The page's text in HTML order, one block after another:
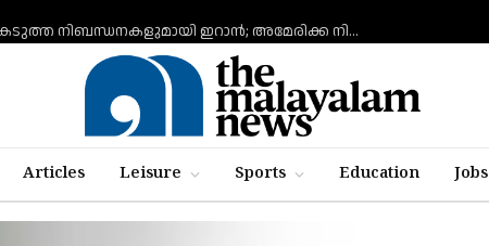
ഹോര്‍മുസ് കടലിടുക്ക് തുറക്കുന്നതിന് കടുത്ത നിബന്ധനകളുമായി ഇറാന്‍; അമേരിക്ക നിലപാട് തിരുത്തുന്നത് വരെ തുറക്കില്ലെന്ന് കൗണ്‍സില്‍
Articles Leisure Sports Education Jobs